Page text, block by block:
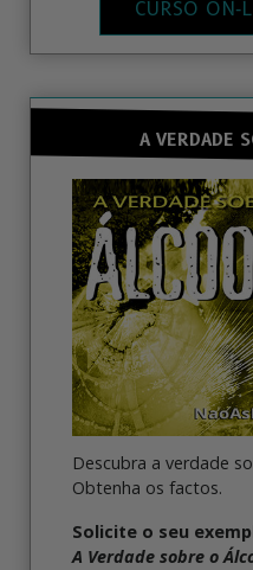
CURSO
A VERDADE
Descubra a verdade
Obtenha os factos.
Solicite o seu
A Verdade sobre o